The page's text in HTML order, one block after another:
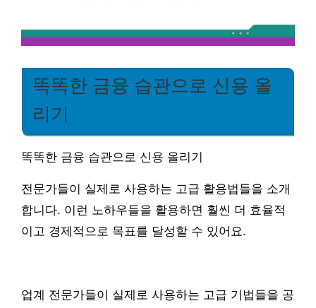
똑똑한 금융 습관으로 신용 올
리기
똑똑한 금융 습관으로 신용 올리기
전문가들이 실제로 사용하는 고급 활용법들을 소개
합니다. 이런 노하우들을 활용하면 훨씬 더 효율적
이고 경제적으로 목표를 달성할 수 있어요.
업계 전문가들이 실제로 사용하는 고급 기법들을 공